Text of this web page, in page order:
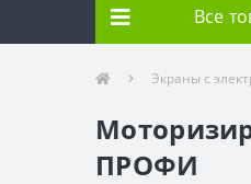
Все
Экраны с
ПРОФИ